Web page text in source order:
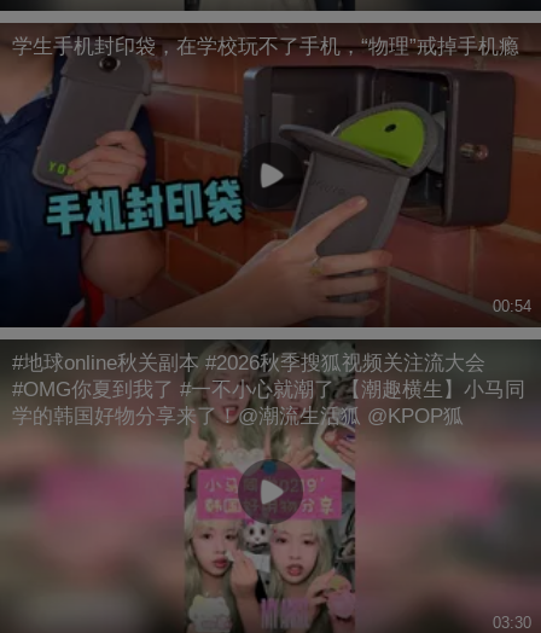
学生手机封印袋，在学校玩不了手机，“物理”戒掉手机瘾
00:54
#地球online秋关副本 #2026秋季搜狐视频关注流大会
#OMG你夏到我了 #一不小心就潮了 【潮趣横生】小马同
学的韩国好物分享来了！@潮流生活狐 @KPOP狐
03:30